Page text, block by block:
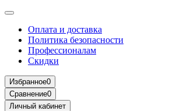
Оплата и доставка
Политика безопасности
Профессионалам
Скидки
Избранное0
Сравнение0
Личный кабинет